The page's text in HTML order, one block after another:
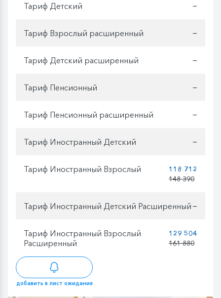
Тариф Детский —
Тариф Взрослый расширенный —
Тариф Детский расширенный —
Тариф Пенсионный —
Тариф Пенсионный расширенный —
Тариф Иностранный Детский —
Тариф Иностранный Взрослый
118 712
148 390
Тариф Иностранный Детский Расширенный —
Тариф Иностранный Взрослый
Расширенный
129 504
161 880
добавить в лист ожидания